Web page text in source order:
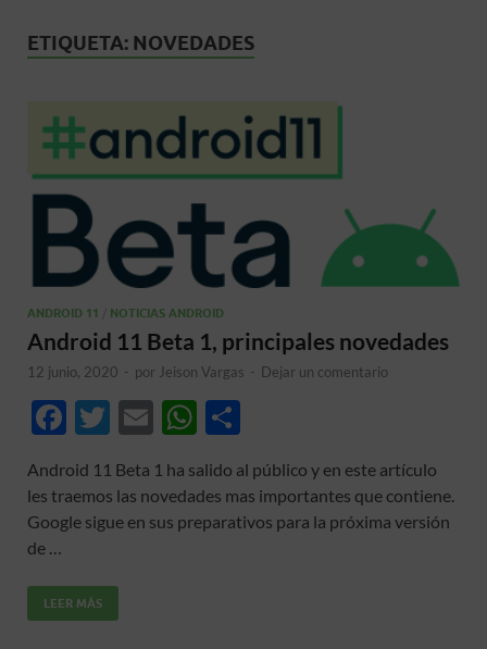
ETIQUETA: NOVEDADES
ANDROID 11 NOTICIAS ANDROID
Android 11 Beta 1, principales novedades
12 junio, 2020 - por Jeison Vargas - Dejar un comentario
F
e
b
o
k
T
itt
er
E
ail
W
at
s
m
p
Android 11 Beta 1 ha salido al público y en este artículo
les traemos las novedades mas importantes que contiene.
Google sigue en sus preparativos para la próxima versión
de …
LEER MÁS